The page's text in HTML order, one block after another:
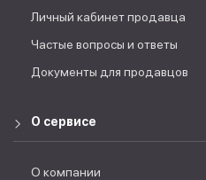
Личный кабинет продавца
Частые вопросы и ответы
Документы для продавцов
О сервисе
О компании